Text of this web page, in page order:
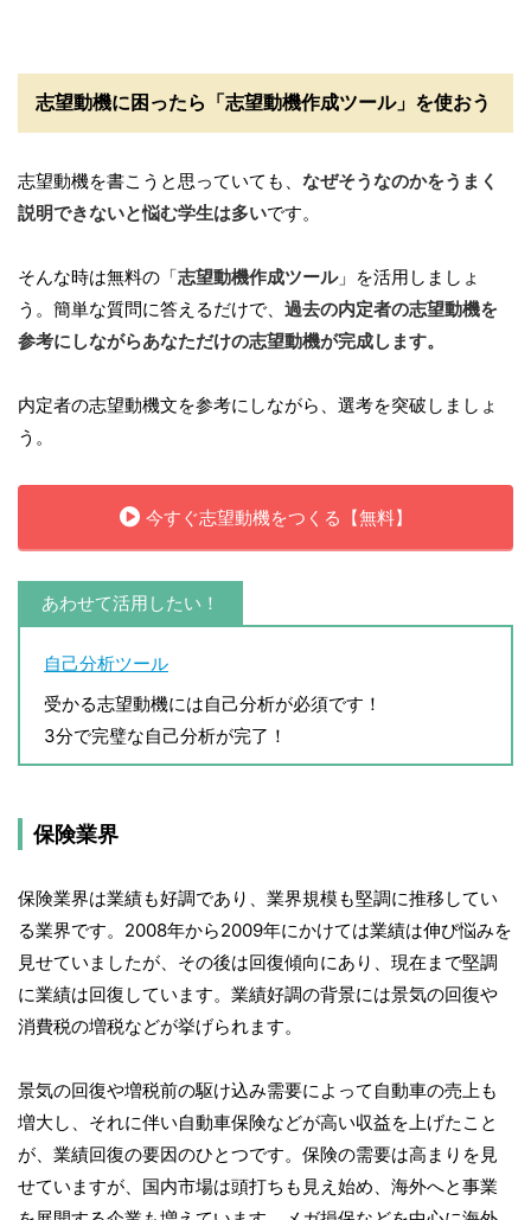
志望動機に困ったら「志望動機作成ツール」を使おう
志望動機を書こうと思っていても、 なぜそうなのかをうまく
説明できないと悩む学生は多いです。
そんな時は無料の「志望動機作成ツール」を活用しましょ
う。簡単な質問に答えるだけで、 過去の内定者の志望動機を
参考にしながらあなただけの志望動機が完成します。
内定者の志望動機文を参考にしながら、選考を突破しましょ
う。
今すぐ志望動機をつくる【無料】
あわせて活用したい！
自己分析ツール
受かる志望動機には自己分析が必須です！
3分で完璧な自己分析が完了！
保険業界
保険業界は業績も好調であり、業界規模も堅調に推移してい
る業界です。2008年から2009年にかけては業績は伸び悩みを
見せていましたが、その後は回復傾向にあり、現在まで堅調
に業績は回復しています。業績好調の背景には景気の回復や
消費税の増税などが挙げられます。
景気の回復や増税前の駆け込み需要によって自動車の売上も
増大し、それに伴い自動車保険などが高い収益を上げたこと
が、業績回復の要因のひとつです。保険の需要は高まりを見
せていますが、国内市場は頭打ちも見え始め、海外へと事業